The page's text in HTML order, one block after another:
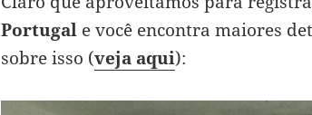
Portugale você encontra maiores
sobre isso (veja aqui):